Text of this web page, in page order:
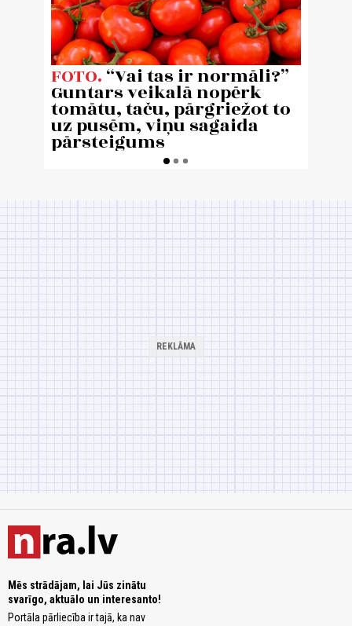
Mēs strādājam, lai Jūs zinātu
svarīgo, aktuālo un interesanto!
Portāla pārliecība ir tajā, ka nav